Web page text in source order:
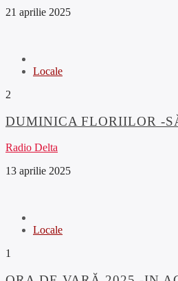
21 aprilie 2025
Locale
2
DUMINICA FLORIILOR -
Radio Delta
13 aprilie 2025
Locale
1